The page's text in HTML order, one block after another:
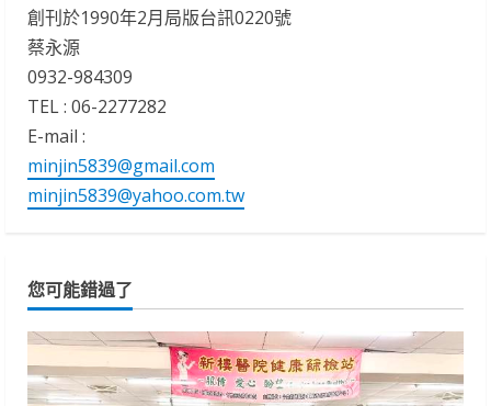
創刊於1990年2月局版台訊0220號
蔡永源
0932-984309
TEL : 06-2277282
E-mail :
minjin5839@gmail.com
minjin5839@yahoo.com.tw
您可能錯過了